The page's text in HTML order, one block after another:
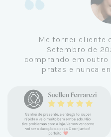
Me tornei cliente
Setembro de
comprando em outro
pratas e nunca
encontrar a
personalizado,
mimos e brindes
e amo demais as
um brilho incrível e